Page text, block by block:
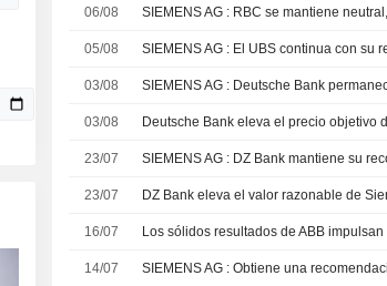
06/08 SIEMENS AG : RBC se mantiene
05/08 SIEMENS AG : El UBS continua con su
03/08 SIEMENS AG : Deutsche Bank
03/08
23/07 SIEMENS AG : DZ Bank mantiene su
23/07
16/07 Los sólidos resultados de ABB
14/07 SIEMENS AG : Obtiene una